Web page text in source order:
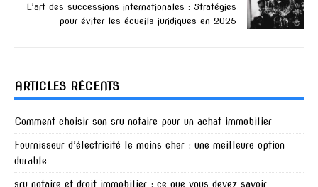
L’art des successions internationales : Stratégies
pour éviter les écueils juridiques en 2025
ARTICLES RÉCENTS
Comment choisir son sru notaire pour un achat immobilier
Fournisseur d’électricité le moins cher : une meilleure option
durable
sru notaire et droit immobilier : ce que vous devez savoir